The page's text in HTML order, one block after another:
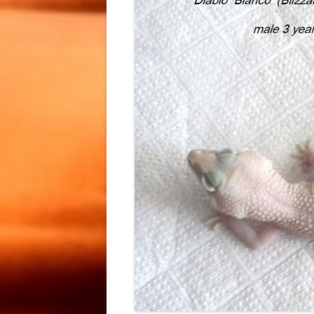
СВЕРЧОК КУПИТЬ КИЕВ /
GRYLLUS BIMACULATUS
KIEV
МУЧНОЙ ЧЕРВЬ КУПИТЬ /
МУЧНОЙ ЧЕРВЬ КУПИТЬ
МУЧНОЙ ХРУЩАК КУПИТЬ
КОРМОВЫЕ НАСЕКОМЫЕ
КУПИТЬ КИЕВ
ТУРКМЕНСКИЙ ТАРАКАН
/ ТУРКМЕНСКИЙ ТАРАКАН
КУПИТЬ КИЕВ / КОРМОВОЙ
ТАРАКАН КУПИТЬ KIEV /
ТУРКМЕНСКИЙ ТАРАКАН
КИЕВ
КУПИТЬ ИРАНСКОГО
ЭУБЛЕФАРА
МАИСОВЫЙ ПОЛОЗ /
МАИСОВОЙ ПОЛОЗ
СОДЕРЖАНИЕ / МАИСОВЫЙ
ПОЛОЗ КУПИТЬ КИЕВ /
PANTHEROPHIS GUTTATUS
КУПИТЬ KIEV
КИЕВ /
КУПИТЬ
КУПИТЬ
НОВОСТИ / ПРОЕКТЫ
МОРФЫ
GHOST